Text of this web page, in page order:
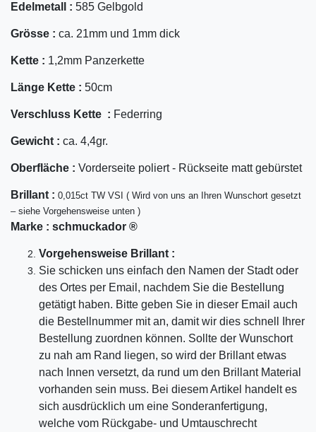
Edelmetall : 585 Gelbgold
Grösse : ca. 21mm und 1mm dick
Kette : 1,2mm Panzerkette
Länge Kette : 50cm
Verschluss Kette : Federring
Gewicht : ca. 4,4gr.
Oberfläche : Vorderseite poliert - Rückseite matt gebürstet
Bril lant : 0,015ct TW VSI ( Wird von uns an Ihren Wunschort gesetzt
– siehe Vorgehensweise unten )
Marke : schmuckador ®
Vorgehensweise Brillant :
Sie schicken uns einfach den Namen der Stadt oder
des Ortes per Email, nachdem Sie die Bestellung
getätigt haben. Bitte geben Sie in dieser Email auch
die Bestellnummer mit an, damit wir dies schnell Ihrer
Bestellung zuordnen können. Sollte der Wunschort
zu nah am Rand liegen, so wird der Brillant etwas
nach Innen versetzt, da rund um den Brillant Material
vorhanden sein muss. Bei diesem Artikel handelt es
sich ausdrücklich um eine Sonderanfertigung,
welche vom Rückgabe- und Umtauschrecht